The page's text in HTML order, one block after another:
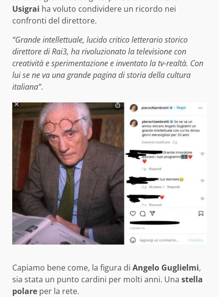
Usigrai ha voluto condividere un ricordo nei
confronti del direttore.
“Grande intellettuale, lucido critico letterario storico
direttore di Rai3, ha rivoluzionato la televisione con
creatività e sperimentazione e inventato la tv-realtà. Con
lui se ne va una grande pagina di storia della cultura
italiana”.
Capiamo bene come, la figura di Angelo Guglielmi,
sia stata un punto cardini per molti anni. Una stella
polare per la rete.